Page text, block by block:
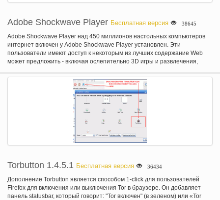
Adobe Shockwave Player Бесплатная версия 38645
Adobe Shockwave Player над 450 миллионов настольных компьютеров
интернет включен у Adobe Shockwave Player установлен. Эти
пользователи имеют доступ к некоторым из лучших содержание Web
может предложить - включая ослепительно 3D игры и развлечения,
Shockwave Player отображает веб-содержимое, была создана с
помощью Adobe Director.
Torbutton 1.4.5.1 Бесплатная версия 36434
Дополнение Torbutton является способом 1-click для пользователей
Firefox для включения или выключения Tor в браузере. Он добавляет
панель statusbar, который говорит: "Tor включен" (в зеленом) или «Tor